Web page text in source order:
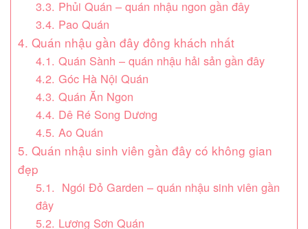
3.3. Phủi Quán – quán nhậu ngon gần đây
3.4. Pao Quán
4. Quán nhậu gần đây đông khách nhất
4.1. Quán Sành – quán nhậu hải sản gần đây
4.2. Góc Hà Nội Quán
4.3. Quán Ăn Ngon
4.4. Dê Ré Song Dương
4.5. Ao Quán
5. Quán nhậu sinh viên gần đây có không gian
đẹp
5.1. Ngói Đỏ Garden – quán nhậu sinh viên gần
đây
5.2. Lương Sơn Quán